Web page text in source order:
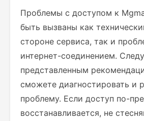
Проблемы с доступом к
быть вызваны как
стороне сервиса, так и
интернет-соединением.
представленным
сможете диагностировать и
проблему. Если доступ по-
восстанавливается, не